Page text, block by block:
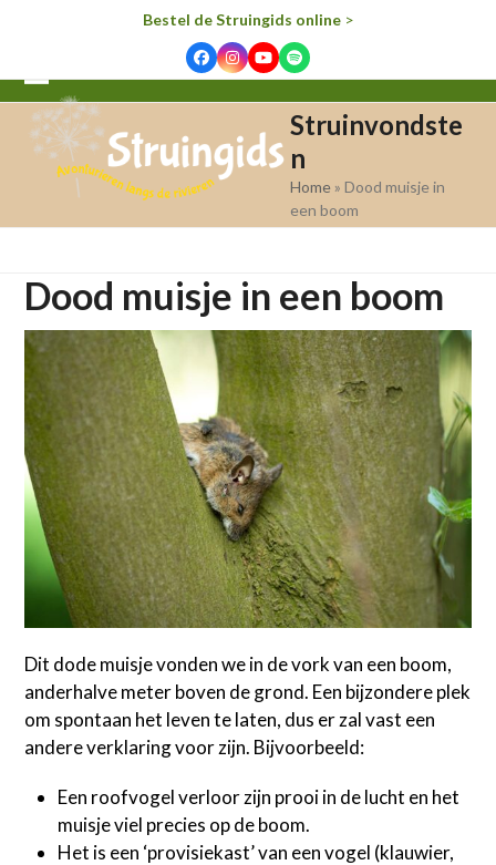
Bestel de Struingids online>
FacebookInstagram
YouTube
Spotify
Open
mobile
menu
Close
mobile
menu
Struinvondste
n
Home »Dood muisje in
een boom
Dood muisje in een boom
Dit dode muisje vonden we in de vork van een boom,
anderhalve meter boven de grond. Een bijzondere plek
om spontaan het leven te laten, dus er zal vast een
andere verklaring voor zijn. Bijvoorbeeld:
Een roofvogel verloor zijn prooi in de lucht en het
muisje viel precies op de boom.
Het is een ‘provisiekast’ van een vogel (klauwier,